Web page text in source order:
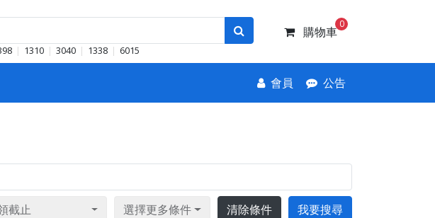
1310 3040 1338 6015
購物車
0
會員 公告
截止 選擇更多條件 清除條件 我要搜尋